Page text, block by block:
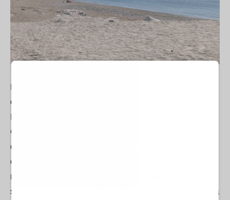
Nuestra costa debería ser el orgullo de Ceuta, un
espacio de libertad, salud y conexión con el mar.
Durante años, la ruta a nado que une Fuente
Caballos con El Sarchal ha sido un refugio para
cientos de deportistas ceutíes, un trayecto donde
el esfuerzo físico se premiaba con la paz de
nuestras aguas. Sin embargo, en las últimas
semanas, esa rutina deportiva se ha visto truncada